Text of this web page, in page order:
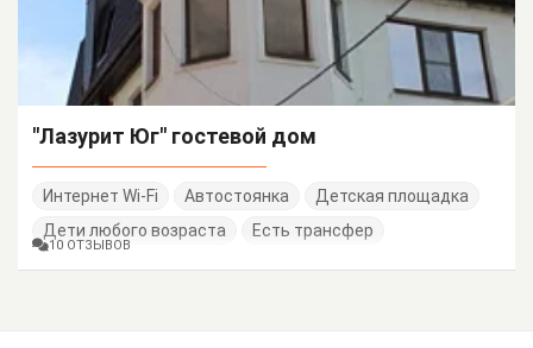
"Лазурит Юг" гостевой дом
Интернет Wi-Fi Автостоянка
Детская площадка
Дети любого возраста
Есть трансфер
10 ОТЗЫВОВ